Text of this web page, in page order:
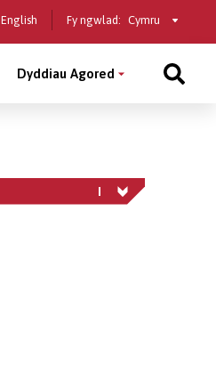
English Fy ngwlad: Select
country
Dyddiau Agored